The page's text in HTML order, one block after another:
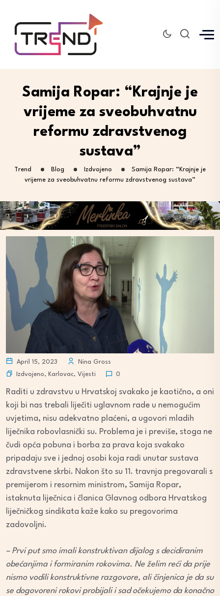
Samija Ropar: “Krajnje je
vrijeme za sveobuhvatnu
reformu zdravstvenog
sustava”
Trend Blog Izdvojeno
Samija Ropar: “Krajnje je
vrijeme za sveobuhvatnu reformu zdravstvenog sustava”
April 15, 2023
Nina Gross
Izdvojeno, Karlovac, Vijesti 0
Raditi u zdravstvu u Hrvatskoj svakako je kaotično, a oni
koji bi nas trebali liječiti uglavnom rade u nemogućim
uvjetima, nisu adekvatno plaćeni, a ugovori mladih
liječnika robovlasnički su. Problema je i previše, stoga ne
čudi opća pobuna i borba za prava koja svakako
pripadaju sve i jednoj osobi koja radi unutar sustava
zdravstvene skrbi. Nakon što su 11. travnja pregovarali s
premijerom i resornim ministrom, Samija Ropar,
istaknuta liječnica i članica Glavnog odbora Hrvatskog
liječničkog sindikata kaže kako su pregovorima
zadovoljni.
– Prvi put smo imali konstruktivan dijalog s decidiranim
obećanjima i formiranim rokovima. Ne želim reći da prije
nismo vodili konstruktivne razgovore, ali činjenica je da su
se dogovoreni rokovi probijali i sad očekujemo da konačno